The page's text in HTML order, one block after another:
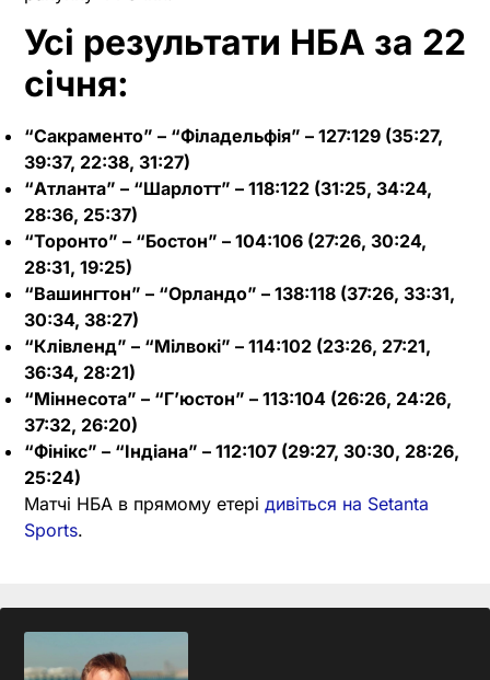
Усі результати НБА за 22
січня:
“Сакраменто” – “Філадельфія” – 127:129 (35:27,
39:37, 22:38, 31:27)
“Атланта” – “Шарлотт” – 118:122 (31:25, 34:24,
28:36, 25:37)
“Торонто” – “Бостон” – 104:106 (27:26, 30:24,
28:31, 19:25)
“Вашингтон” – “Орландо” – 138:118 (37:26, 33:31,
30:34, 38:27)
“Клівленд” – “Мілвокі” – 114:102 (23:26, 27:21,
36:34, 28:21)
“Міннесота” – “Г’юстон” – 113:104 (26:26, 24:26,
37:32, 26:20)
“Фінікс” – “Індіана” – 112:107 (29:27, 30:30, 28:26,
25:24)
Матчі НБА в прямому етері дивіться на Setanta
Sports.